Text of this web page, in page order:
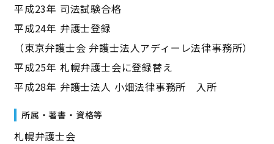
平成23年 司法試験合格
平成24年 弁護士登録
（東京弁護士会 弁護士法人アディーレ法律事務所）
平成25年 札幌弁護士会に登録替え
平成28年 弁護士法人 小畑法律事務所 入所
所属・著書・資格等
札幌弁護士会